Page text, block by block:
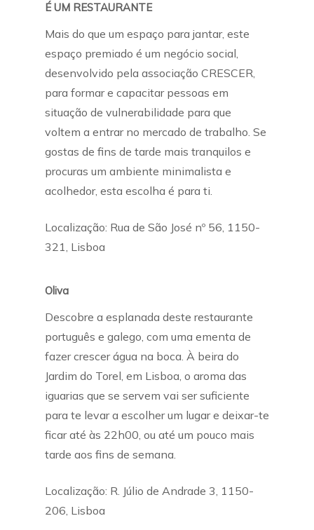
É UM RESTAURANTE
Mais do que um espaço para jantar, este
espaço premiado é um negócio social,
desenvolvido pela associação CRESCER,
para formar e capacitar pessoas em
situação de vulnerabilidade para que
voltem a entrar no mercado de trabalho. Se
gostas de fins de tarde mais tranquilos e
procuras um ambiente minimalista e
acolhedor, esta escolha é para ti.
Localização: Rua de São José nº 56, 1150-
321, Lisboa
Oliva
Descobre a esplanada deste restaurante
português e galego, com uma ementa de
fazer crescer água na boca. À beira do
Jardim do Torel, em Lisboa, o aroma das
iguarias que se servem vai ser suficiente
para te levar a escolher um lugar e deixar-te
ficar até às 22h00, ou até um pouco mais
tarde aos fins de semana.
Localização: R. Júlio de Andrade 3, 1150-
206, Lisboa